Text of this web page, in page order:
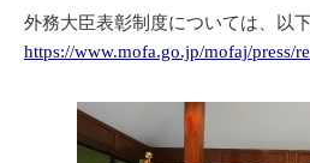
外務大臣表彰制度については、以
https://www.mofa.go.jp/mofaj/press/